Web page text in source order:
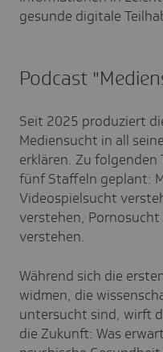
gesunde digitale
Podcast
Seit 2025 produziert
Mediensucht in all
erklären. Zu folgenden
fünf Staffeln geplant:
Videospielsucht
verstehen,
verstehen.
Während sich die
widmen, die
untersucht sind, wirft
die Zukunft: Was